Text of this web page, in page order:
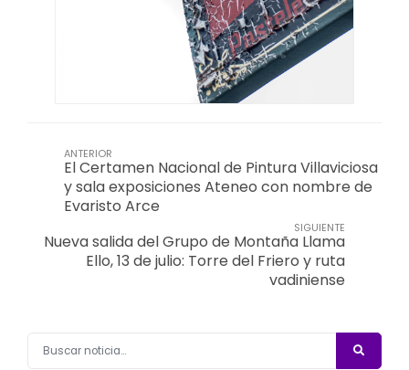
ANTERIOR
El Certamen Nacional de Pintura Villaviciosa
y sala exposiciones Ateneo con nombre de
Evaristo Arce
SIGUIENTE
Nueva salida del Grupo de Montaña Llama
Ello, 13 de julio: Torre del Friero y ruta
vadiniense